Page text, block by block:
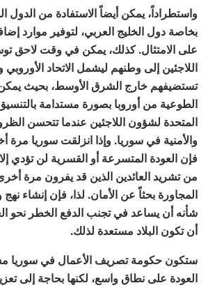
واستطراداً، يمكن أيضاً الاستفادة من الدول
بخاصة دول الخليج العربي، لتوفير موارد
على الامتثال. كذلك، يمكن في وقت لاحق
اللاجئين إلى وطنهم ليشمل الاتحاد الأوروبي
تستضيفهم خارج الشرق الأوسط، بحيث يمكن
الطوعية من أوروبا بصورة مستدامة
المتحدة لشؤون اللاجئين عندما تتحسن
والأمنية في سوريا. وإذا انزلقت سوريا مرة
فإن العودة المتسرعة أو القسرية لن تؤدي
من تشريد العائدين الذين قد يفرون مرة
المجاورة بحثاً عن الأمان. لذا، فإن إنشاء
شأنه أن يساعد في تجنب الدفع الخطر نحو
أن تكون البلاد مستعدة لذلك.
ستكون حكومة تصريف الأعمال في سوريا
العودة على نطاق واسع، لكنها بحاجة إلى